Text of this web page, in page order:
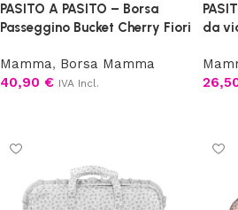
PASITO A PASITO – Borsa
Passeggino Bucket Cherry Fiori
Mamma, Borsa Mamma
40,90 € IVA Incl.
da